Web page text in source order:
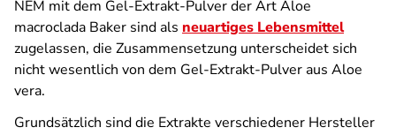
NEM mit dem Gel-Extrakt-Pulver der Art Aloe
macroclada Baker sind als neuartiges Lebensmittel
zugelassen, die Zusammensetzung unterscheidet sich
nicht wesentlich von dem Gel-Extrakt-Pulver aus Aloe
vera.
Grundsätzlich sind die Extrakte verschiedener Hersteller